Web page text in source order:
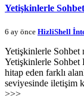
Yetişkinlerle Sohbet
6 ay önce HizliShell
Yetişkinlerle Sohbet
Yetişkinlerle Sohbet
hitap eden farklı
seviyesinde iletişim
>>>